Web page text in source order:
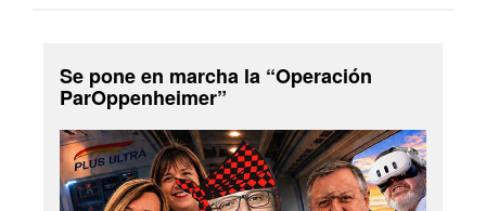
Se pone en marcha la “Operación
ParOppenheimer”